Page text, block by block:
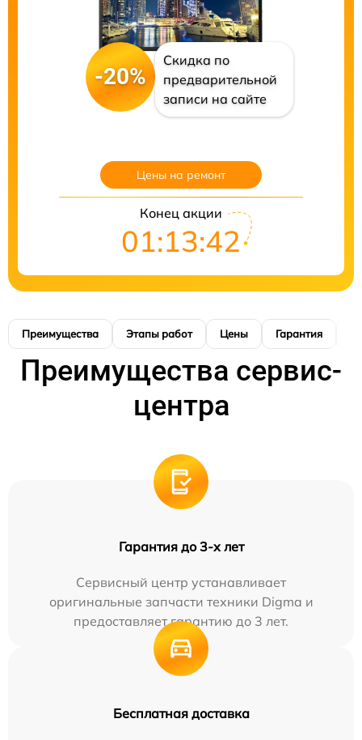
-20%
Скидка по
предварительной
записи на сайте
Цены на ремонт
Конец акции
01:13:41
Преимущества Этапы работ Цены Гарантия
Преимущества сервис-
центра
Гарантия до 3-х лет
Сервисный центр устанавливает
оригинальные запчасти техники Digma и
предоставляет гарантию до 3 лет.
Бесплатная доставка